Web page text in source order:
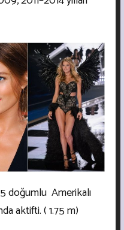
doğumlu Amerikalı
aktifti. ( 1.75 m)